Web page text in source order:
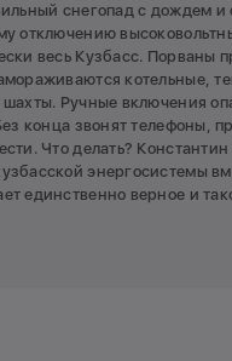
снегопад с дождем и
отключению
весь Кузбасс. Порваны
котельные,
Ручные включения
конца звонят телефоны,
Что делать?
энергосистемы
единственно верное и